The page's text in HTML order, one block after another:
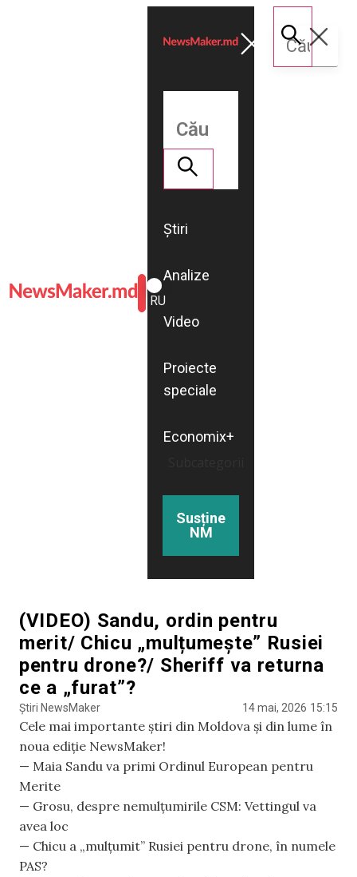
ROMÂNĂ
RU
Știri
Analize
Video
Proiecte
speciale
Economix+
Susține
NM
(VIDEO) Sandu, ordin pentru
merit/ Chicu „mulțumește” Rusiei
pentru drone?/ Sheriff va returna
ce a „furat”?
Știri NewsMaker 14 mai, 2026 15:15
Cele mai importante știri din Moldova și din lume în
noua ediție NewsMaker!
— Maia Sandu va primi Ordinul European pentru
Merite
— Grosu, despre nemulțumirile CSM: Vettingul va
avea loc
— Chicu a „mulțumit” Rusiei pentru drone, în numele
PAS?